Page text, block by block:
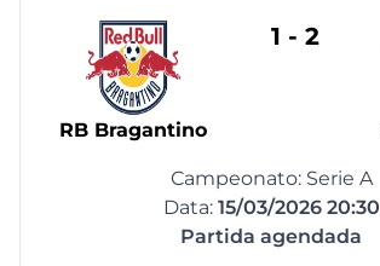
RB Bragantino
1 - 2
Campeonato: Serie A
Data: 15/03/2026 20:30
Partida agendada